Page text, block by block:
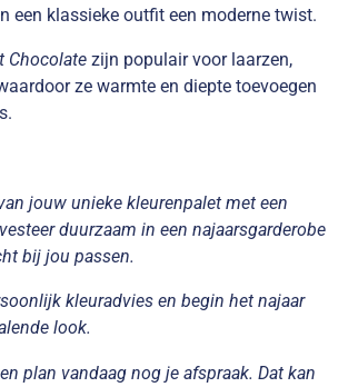
een klassieke outfit een moderne twist.
Chocolate zijn populair voor laarzen,
ze warmte en diepte toevoegen
jouw unieke kleurenpalet met een
duurzaam in een najaarsgarderobe
bij jou passen.
kleuradvies en begin het najaar
look.
plan vandaag nog je afspraak. Dat kan